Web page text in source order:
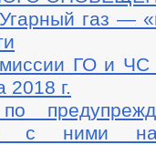
газ —
ГО и ЧС
2018 г.
по
с ними на